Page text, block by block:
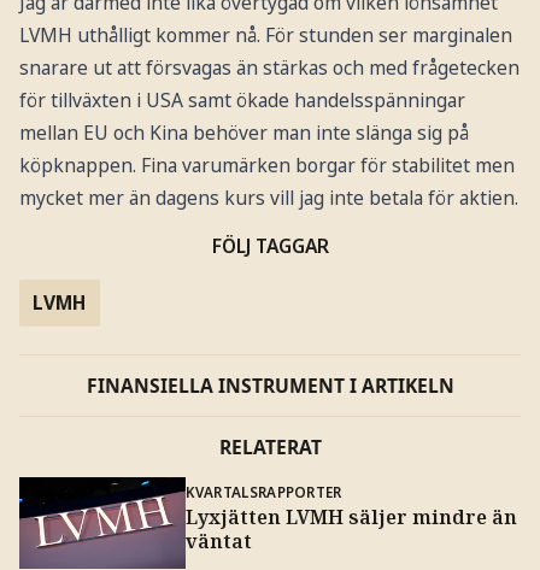
LVMH uthålligt kommer nå. För stunden ser marginalen
snarare ut att försvagas än stärkas och med frågetecken
för tillväxten i USA samt ökade handelsspänningar
mellan EU och Kina behöver man inte slänga sig på
köpknappen. Fina varumärken borgar för stabilitet men
mycket mer än dagens kurs vill jag inte betala för aktien.
FÖLJ TAGGAR
LVMH
FINANSIELLA INSTRUMENT I ARTIKELN
RELATERAT
KVARTALSRAPPORTER
Lyxjätten LVMH säljer mindre än
väntat